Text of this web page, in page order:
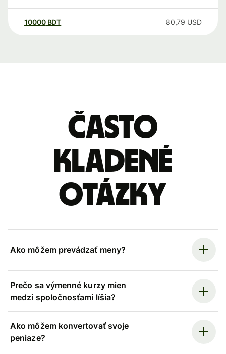
10000 BDT 80,79 USD
Často
kladené
otázky
Ako môžem prevádzať meny?
Prečo sa výmenné kurzy mien
medzi spoločnosťami líšia?
Ako môžem konvertovať svoje
peniaze?